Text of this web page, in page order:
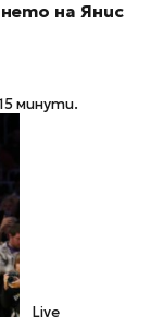
на Янис
минути.
Live